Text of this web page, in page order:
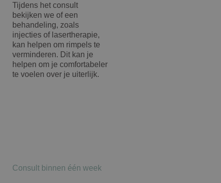
Tijdens het consult
bekijken we of een
behandeling, zoals
injecties of lasertherapie,
kan helpen om rimpels te
verminderen. Dit kan je
helpen om je comfortabeler
te voelen over je uiterlijk.
Consult binnen één week